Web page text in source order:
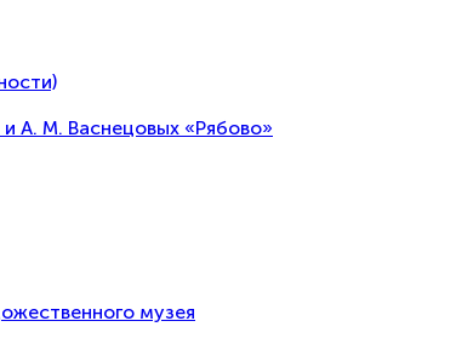
А. М. Васнецовых «Рябово»
музея